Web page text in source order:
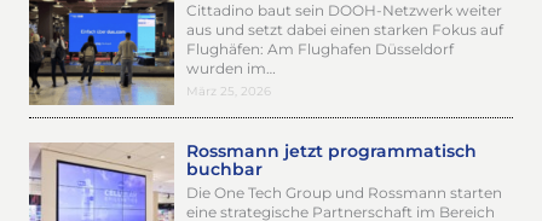
Cittadino baut sein DOOH-Netzwerk weiter
aus und setzt dabei einen starken Fokus auf
Flughäfen: Am Flughafen Düsseldorf
wurden im…
März 25, 2026
Rossmann jetzt programmatisch
buchbar
Die One Tech Group und Rossmann starten
eine strategische Partnerschaft im Bereich